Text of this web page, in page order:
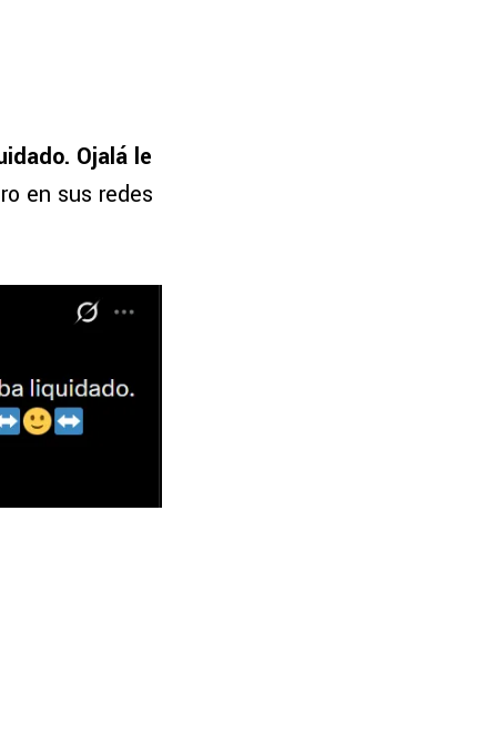
Ojalá le
en sus redes